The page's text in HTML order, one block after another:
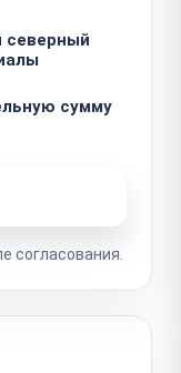
северный
сумму
согласования.